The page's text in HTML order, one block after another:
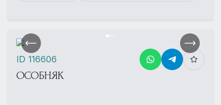
ОСОБНЯК
ID 116606